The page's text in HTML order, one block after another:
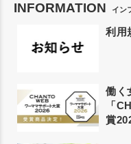
INFORMATION イン
利用
働く
「
賞